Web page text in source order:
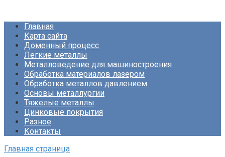
контентуГлавная
Карта сайта
Доменный процесс
Легкие металлы
Металловедение для машиностроения
Обработка материалов лазером
Обработка металлов давлением
Основы металлургии
Тяжелые металлы
Цинковые покрытия
Разное
Контакты
Главная страница